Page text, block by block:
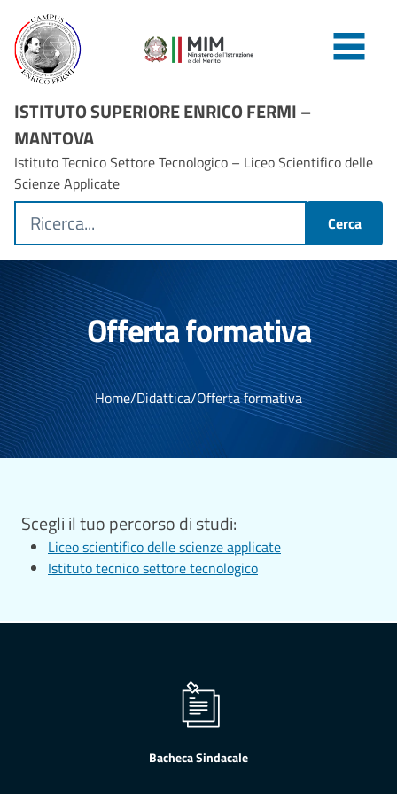
ISTITUTO SUPERIORE ENRICO FERMI –
MANTOVA
Istituto Tecnico Settore Tecnologico – Liceo Scientifico delle
Scienze Applicate
Cerca
Offerta formativa
Home/Didattica/Offerta formativa
Scegli il tuo percorso di studi:
Liceo scientifico delle scienze applicate
Istituto tecnico settore tecnologico
Bacheca Sindacale